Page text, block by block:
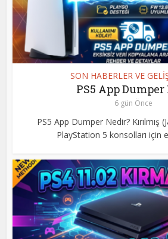
SON HABERLER VE
PS5 App
6 gün Önce
PS5 App Dumper Nedir? Kırılmış
PlayStation 5 konsolları için